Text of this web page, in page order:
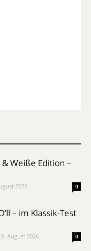
Weiße Edition –
2026 0
– im Klassik-Test
8. August 2026 0